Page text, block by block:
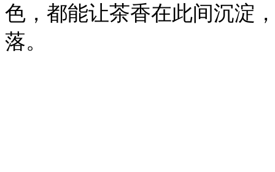
色，都能让茶香在此间沉淀
落。